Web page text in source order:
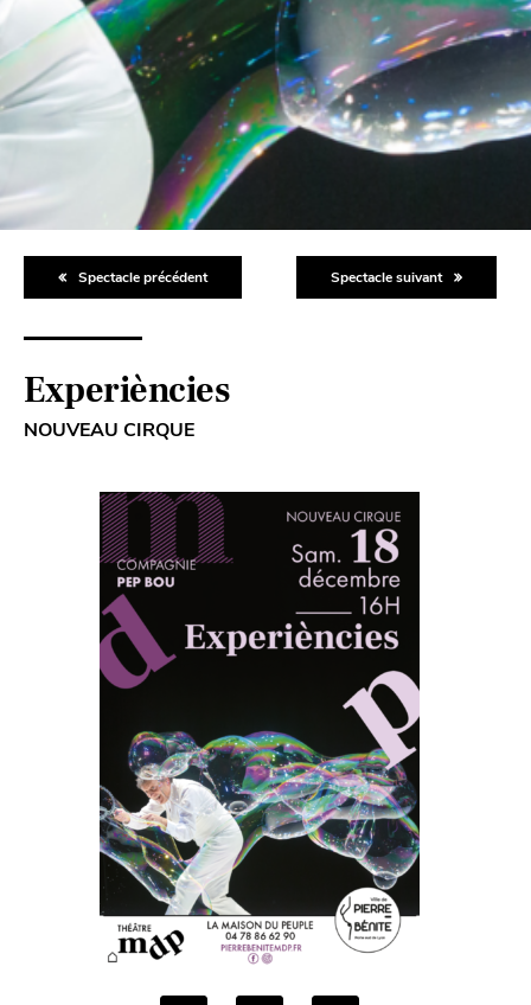
Spectacle précédent Spectacle suivant
Experiències
NOUVEAU CIRQUE